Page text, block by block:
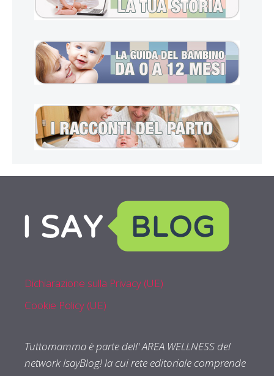
Dichiarazione sulla Privacy (UE)
Cookie Policy (UE)
Tuttomamma è parte dell' AREA WELLNESS del
network IsayBlog! la cui rete editoriale comprende